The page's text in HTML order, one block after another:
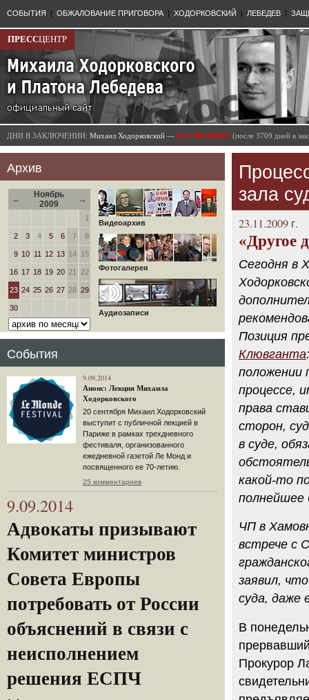
СОБЫТИЯ | ОБЖАЛОВАНИЕ ПРИГОВОРА | ХОДОРКОВСКИЙ | ЛЕБЕДЕВ |
ПРЕССЦЕНТР
ДНИ В ЗАКЛЮЧЕНИИ: Михаил Ходорковский — НА СВОБОДЕ! (после 3709 дней в
Архив
←
Ноябрь
2009
→
1
2 3 4 5 6 7 8
9 10 11 12 13 14 15
16 17 18 19 20 21 22
23 24 25 26 27 28 29
30
Видеоархив
Фотогалерея
Аудиозаписи
События
9.09.2014
Анонс: Лекция Михаила
Ходорковского
20 сентября Михаил Ходорковский
выступит с публичной лекцией в
Париже в рамках трехдневного
фестиваля, организованного
ежедневной газетой Ле Монд и
посвященного ее 70-летию.
25 комментариев
9.09.2014
Адвокаты призывают
Комитет министров
Совета Европы
потребовать от России
объяснений в связи с
неисполнением
решения ЕСПЧ
зала
23.11.2009 г.
«Другое
Сегодня в
Позиция
Клювганта
положении
процессе,
права
сторон,
в суде,
какой-то
полнейшее
ЧП в
встрече с
заявил,
суда, даже
В
Прокурор